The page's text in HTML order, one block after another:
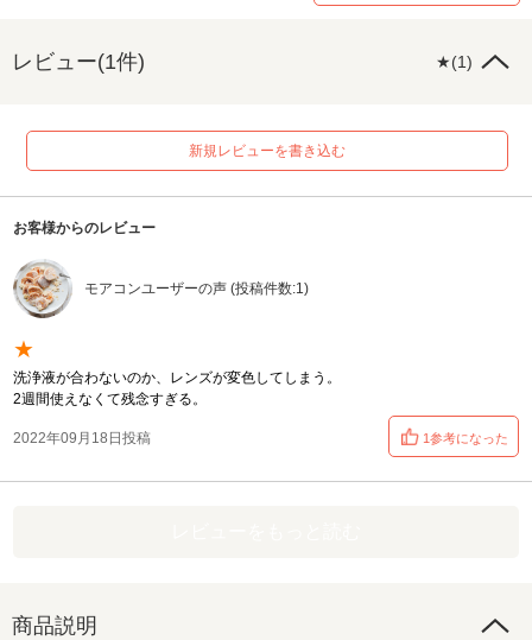
レビュー(1件) ★(1)
新規レビューを書き込む
お客様からのレビュー
モアコンユーザーの声 (投稿件数:1)
★
洗浄液が合わないのか、レンズが変色してしまう。
2週間使えなくて残念すぎる。
2022年09月18日投稿 1参考になった
商品説明